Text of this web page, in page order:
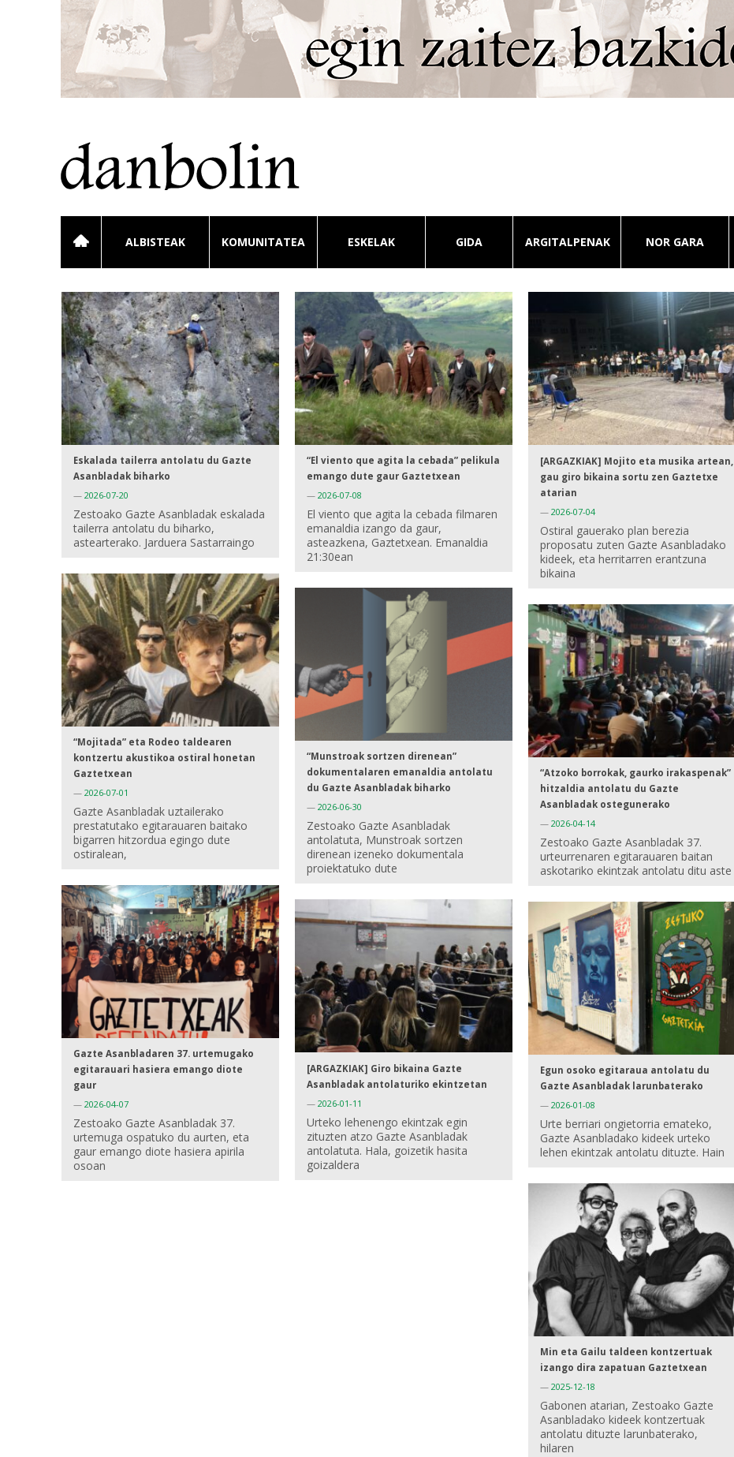
ALBISTEAK KOMUNITATEA ESKELAK GIDA ARGITALPENAK NOR GARA
Eskalada tailerra antolatu du Gazte
Asanbladak biharko
— 2026-07-20
Zestoako Gazte Asanbladak eskalada
tailerra antolatu du biharko,
astearterako. Jarduera Sastarraingo
“El viento que agita la cebada” pelikula
emango dute gaur Gaztetxean
— 2026-07-08
El viento que agita la cebada filmaren
emanaldia izango da gaur,
asteazkena, Gaztetxean. Emanaldia
21:30ean
[ARGAZKIAK] Mojito eta musika artean,
gau giro bikaina sortu zen Gaztetxe
atarian
— 2026-07-04
Ostiral gauerako plan berezia
proposatu zuten Gazte Asanbladako
kideek, eta herritarren erantzuna
bikaina
“Mojitada” eta Rodeo taldearen
kontzertu akustikoa ostiral honetan
Gaztetxean
— 2026-07-01
Gazte Asanbladak uztailerako
prestatutako egitarauaren baitako
bigarren hitzordua egingo dute
ostiralean,
“Munstroak sortzen direnean”
dokumentalaren emanaldia antolatu
du Gazte Asanbladak biharko
— 2026-06-30
Zestoako Gazte Asanbladak
antolatuta, Munstroak sortzen
direnean izeneko dokumentala
proiektatuko dute
“Atzoko borrokak, gaurko irakaspenak”
hitzaldia antolatu du Gazte
Asanbladak ostegunerako
— 2026-04-14
Zestoako Gazte Asanbladak 37.
urteurrenaren egitarauaren baitan
askotariko ekintzak antolatu ditu aste
Gazte Asanbladaren 37. urtemugako
egitarauari hasiera emango diote
gaur
— 2026-04-07
Zestoako Gazte Asanbladak 37.
urtemuga ospatuko du aurten, eta
gaur emango diote hasiera apirila
osoan
[ARGAZKIAK] Giro bikaina Gazte
Asanbladak antolaturiko ekintzetan
— 2026-01-11
Urteko lehenengo ekintzak egin
zituzten atzo Gazte Asanbladak
antolatuta. Hala, goizetik hasita
goizaldera
Egun osoko egitaraua antolatu du
Gazte Asanbladak larunbaterako
— 2026-01-08
Urte berriari ongietorria emateko,
Gazte Asanbladako kideek urteko
lehen ekintzak antolatu dituzte. Hain
Min eta Gailu taldeen kontzertuak
izango dira zapatuan Gaztetxean
— 2025-12-18
Gabonen atarian, Zestoako Gazte
Asanbladako kideek kontzertuak
antolatu dituzte larunbaterako,
hilaren